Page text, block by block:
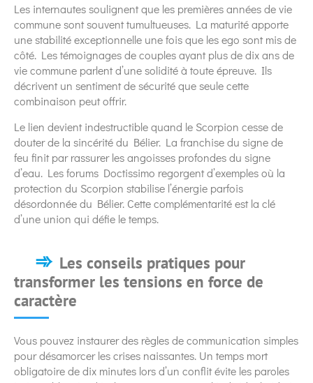
Les internautes soulignent que les premières années de vie
commune sont souvent tumultueuses. La maturité apporte
une stabilité exceptionnelle une fois que les ego sont mis de
côté. Les témoignages de couples ayant plus de dix ans de
vie commune parlent d’une solidité à toute épreuve. Ils
décrivent un sentiment de sécurité que seule cette
combinaison peut offrir.
Le lien devient indestructible quand le Scorpion cesse de
douter de la sincérité du Bélier. La franchise du signe de
feu finit par rassurer les angoisses profondes du signe
d’eau. Les forums Doctissimo regorgent d’exemples où la
protection du Scorpion stabilise l’énergie parfois
désordonnée du Bélier. Cette complémentarité est la clé
d’une union qui défie le temps.
Les conseils pratiques pour
transformer les tensions en force de
caractère
Vous pouvez instaurer des règles de communication simples
pour désamorcer les crises naissantes. Un temps mort
obligatoire de dix minutes lors d’un conflit évite les paroles